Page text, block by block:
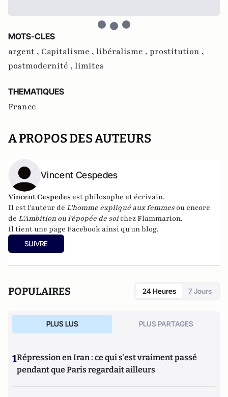
MOTS-CLES
argent , Capitalisme , libéralisme , prostitution ,
postmodernité , limites
THEMATIQUES
France
A PROPOS DES AUTEURS
Vincent Cespedes
Vincent Cespedes est philosophe et écrivain.
Il est l'auteur de L'homme expliqué aux femmesou encore
de L'Ambition ou l'épopée de soichez Flammarion.
Il tient une page Facebook ainsi qu'unblog.
SUIVRE
POPULAIRES 24 Heures 7 Jours
PLUS LUS PLUS PARTAGES
1Répression en Iran : ce qui s'est vraiment passé
pendant que Paris regardait ailleurs